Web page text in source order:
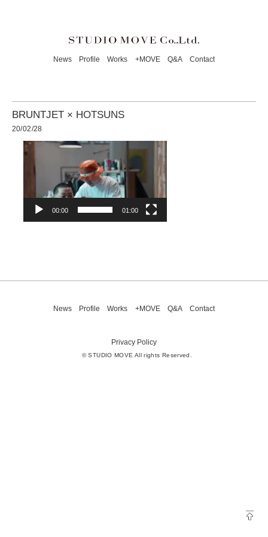
News Profile Works +MOVE Q&A Contact
BRUNTJET × HOTSUNS
20/02/28
動
画
ヤ
00:00 01:00
News Profile Works +MOVE Q&A Contact
Privacy Policy
© STUDIO MOVE All rights Reserved.